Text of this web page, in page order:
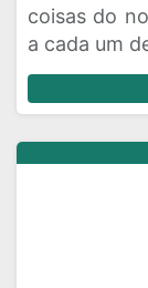
coisas do
a cada um